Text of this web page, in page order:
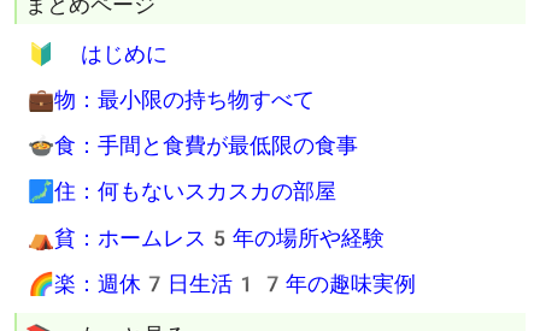
🗑 ゴミ袋代は年間0円
📶 格安SIM月900円生活
💴 生活費は月4万円台
職も家もない生活
💳 無職でクレジットカードGet
🚷 西成ドヤ生活2年
💮 究極の断捨離マスターの称号Get